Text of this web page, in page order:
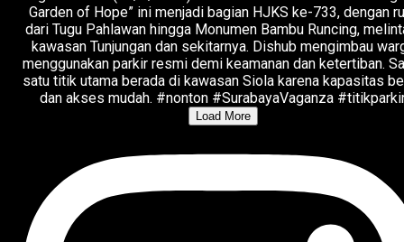
Load More